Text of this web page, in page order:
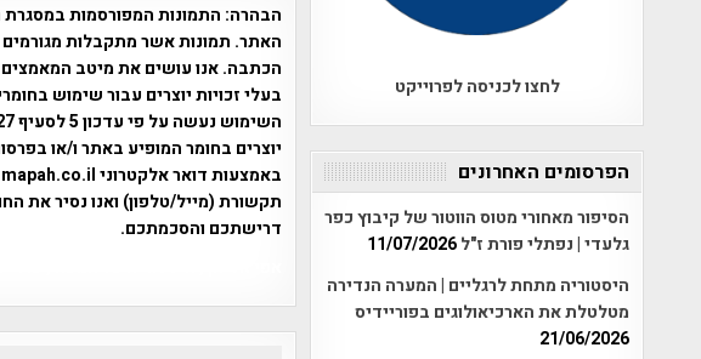
הבהרה: התמונות המפורסמות
האתר. תמונות אשר מתקבלות
הכתבה. אנו עושים את מיטב המאמצים
בעלי זכויות יוצרים עבור שימוש
יוצרים בחומר המופיע באתר ו/או
תקשורת (מייל/טלפון) ואנו נסיר את
דרישתכם והסכמתכם.
לחצו לכניסה לפרוייקט
הפרסומים האחרונים
הסיפור מאחורי מטוס הווטור של קיבוץ כפר
גלעדי | נפתלי פורת ז"ל11/07/2026
היסטוריה מתחת לרגליים | המערה הנדירה
מטלטלת את הארכיאולוגים בפוריידיס
21/06/2026